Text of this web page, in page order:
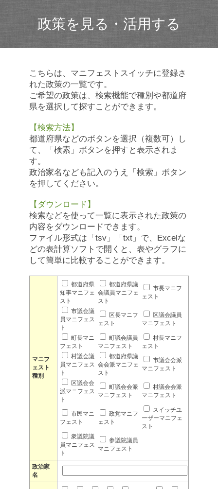
政策を見る・活用する
こちらは、マニフェストスイッチに登録さ
れた政策の一覧です。
ご希望の政策は、検索機能で種別や都道府
県を選択して探すことができます。
【検索方法】
都道府県などのボタンを選択（複数可）し
て、「検索」ボタンを押すと表示されま
す。
政治家名なども記入のうえ「検索」ボタン
を押してください。
【ダウンロード】
検索などを使って一覧に表示された政策の
内容をダウンロードできます。
ファイル形式は「tsv」「txt」で、Excelな
どの表計算ソフトで開くと、表やグラフに
して簡単に比較することができます。
マニフ
ェスト
種別
都道府県
知事マニフェ
スト
都道府県議
会議員マニフェ
スト
市長マニフ
ェスト
市議会議
員マニフェス
ト
区長マニフ
ェスト
区議会議員
マニフェスト
町長マニ
フェスト
町議会議員
マニフェスト
村長マニフ
ェスト
村議会議
員マニフェス
ト
都道府県議
会会派マニフェ
スト
市議会会派
マニフェスト
区議会会
派マニフェス
ト
町議会会派
マニフェスト
村議会会派
マニフェスト
市民マニ
フェスト
政党マニフ
ェスト
スイッチユ
ーザーマニフェ
スト
衆議院議
員マニフェス
ト
参議院議員
マニフェスト
政治家
名